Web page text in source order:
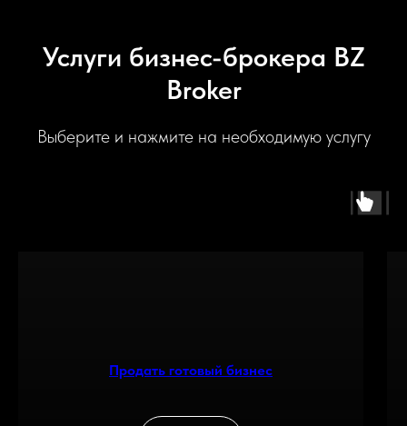
Услуги бизнес-брокера BZ
Broker
Выберите и нажмите на необходимую услугу
Продать готовый бизнес